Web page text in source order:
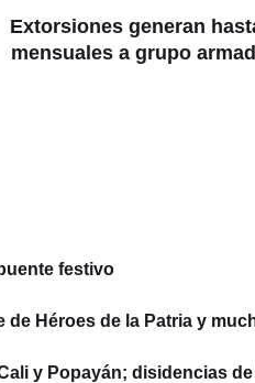
Extorsiones generan
mensuales a grupo
festivo
de Héroes de la Patria y
y Popayán; disidencias de